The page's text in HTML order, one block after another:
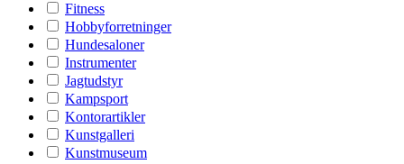
Fitness
Hobbyforretninger
Hundesaloner
Instrumenter
Jagtudstyr
Kampsport
Kontorartikler
Kunstgalleri
Kunstmuseum